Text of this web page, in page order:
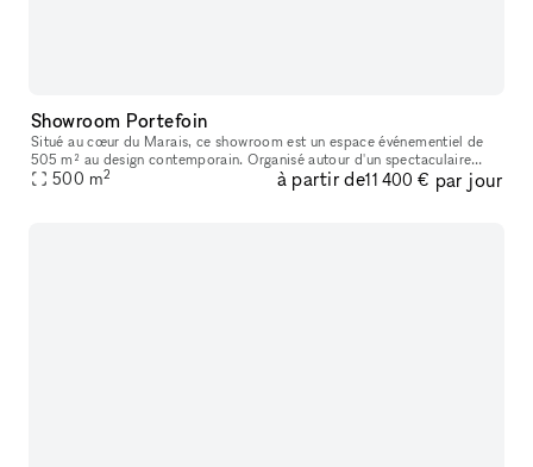
Showroom Portefoin
Situé au cœur du Marais, ce showroom est un espace événementiel de
505 m² au design contemporain. Organisé autour d'un spectaculaire
atrium baigné de lumière naturelle, il propose des espaces modulab
500 m2 à partir de11 400 € par jour